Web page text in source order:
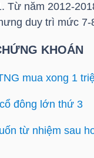
Từ năm 2012-
duy trì mức 7-
KHOÁN
mua xong 1
đông lớn thứ 3
từ nhiệm sau
Chỉ số Chứng